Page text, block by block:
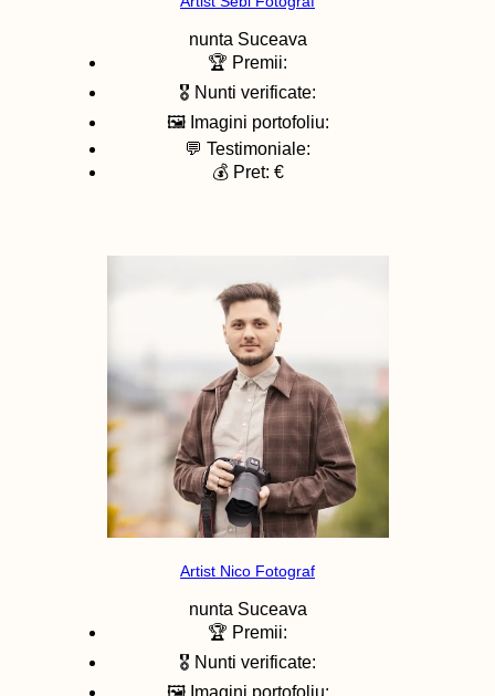
nunta Suceava
🏆 Premii:
🎖️ Nunti verificate:
🖼️ Imagini portofoliu:
💬 Testimoniale:
💰 Pret: €
Artist Nico Fotograf
nunta Suceava
🏆 Premii:
🎖️ Nunti verificate: